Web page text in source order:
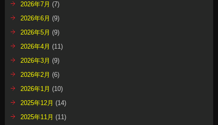
2026年7月 (7)
2026年6月 (9)
2026年5月 (9)
2026年4月 (11)
2026年3月 (9)
2026年2月 (6)
2026年1月 (10)
2025年12月 (14)
2025年11月 (11)